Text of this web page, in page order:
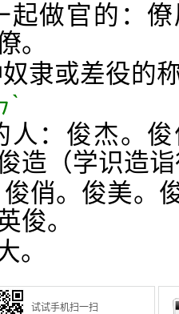
做官的：
。
隶或差役的
：俊杰。
造（学识造
俏。俊美。
俊。
。
试试手机扫一扫